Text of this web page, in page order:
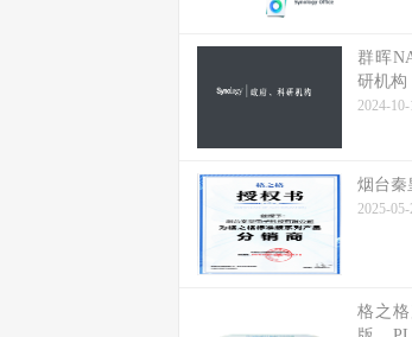
群晖
研机构
2024-10-
烟台秦
2025-05-
格之